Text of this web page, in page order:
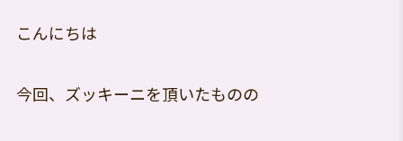
こんにちは
今回、ズッキーニを頂いたものの